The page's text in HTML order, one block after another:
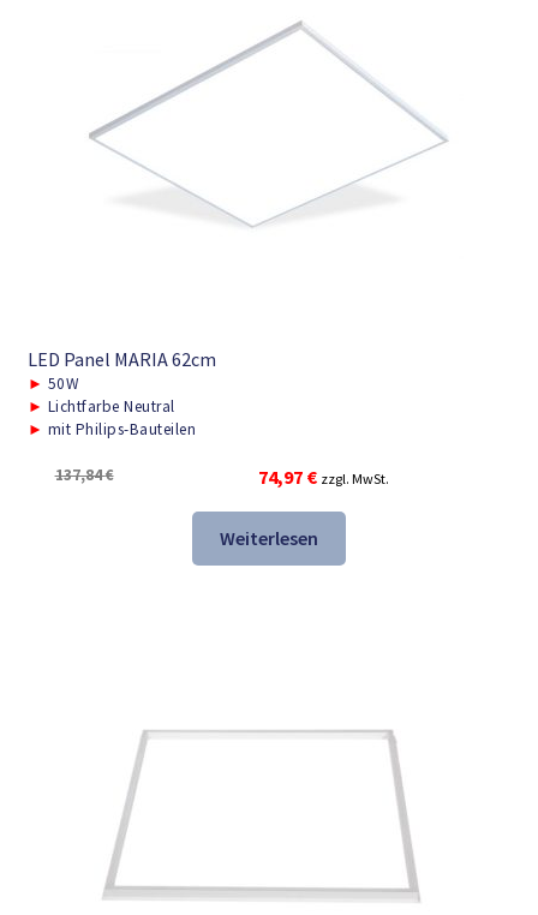
LED Panel MARIA 62cm
► 50W
► Lichtfarbe Neutral
► mit Philips-Bauteilen
137,84€
Ursprünglicher
Preis
war:
137,84 €
74,97 €Aktueller
Preis
ist:
74,97 €.
zzgl. MwSt.
Weiterlesen